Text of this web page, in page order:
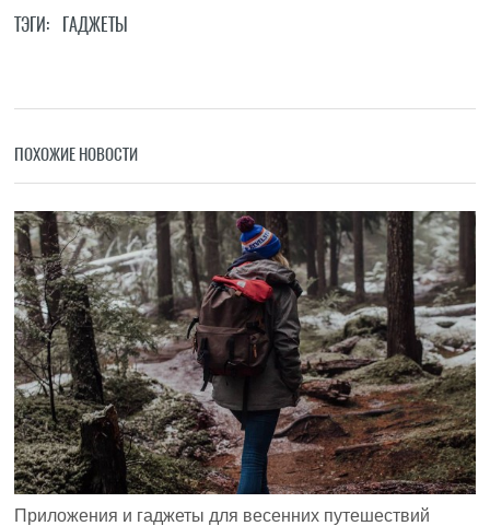
ТЭГИ: ГАДЖЕТЫ
ПОХОЖИЕ НОВОСТИ
Приложения и гаджеты для весенних путешествий